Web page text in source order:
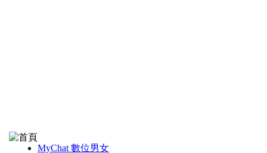
MyChat 數位男女